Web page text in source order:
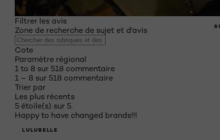
Filtrer les avis
Zone de recherche de sujet et d'avis
Cote
Paramètre régional
1 to 8 sur 518 commentaire
1 – 8 sur 518 commentaire
Trier par
Les plus récents
5 étoile(s) sur 5.
Happy to have changed brands!!!
LULUBELLE